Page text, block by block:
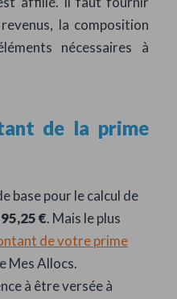
la composition
nécessaires à
de la prime
base pour le calcul de
€. Mais le plus
de votre prime
Mes Allocs.
à être versée à